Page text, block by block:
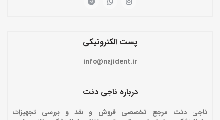
پست الکترونیکی
info@najident.ir
درباره ناجی دنت
ناجی دنت مرجع تخصصی فروش و نقد و بررسی تجهیزات